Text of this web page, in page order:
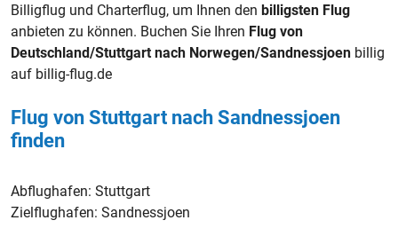
Billigflug und Charterflug, um Ihnen den billigsten Flug
anbieten zu können. Buchen Sie Ihren Flug von
Deutschland/Stuttgart nach Norwegen/Sandnessjoen billig
auf billig-flug.de
Flug von Stuttgart nach Sandnessjoen
finden
Abflughafen: Stuttgart
Zielflughafen: Sandnessjoen